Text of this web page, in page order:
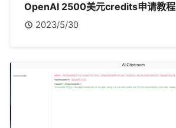
OpenAI 2500美元credits申请教程
2023/5/30